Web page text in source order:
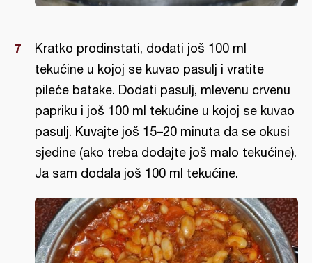
Kratko prodinstati, dodati još 100 ml
tekućine u kojoj se kuvao pasulj i vratite
pileće batake. Dodati pasulj, mlevenu crvenu
papriku i još 100 ml tekućine u kojoj se kuvao
pasulj. Kuvajte još 15–20 minuta da se okusi
sjedine (ako treba dodajte još malo tekućine).
Ja sam dodala još 100 ml tekućine.